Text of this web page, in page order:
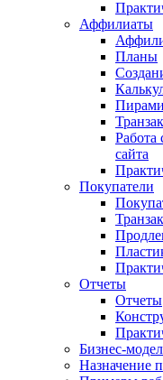
Аффилиаты
Планы
Работа
сайта
Покупатели
Отчеты
Отчеты
Бизнес-
Назначение